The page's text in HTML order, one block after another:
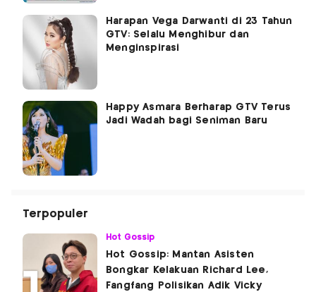
Harapan Vega Darwanti di 23 Tahun
GTV: Selalu Menghibur dan
Menginspirasi
Happy Asmara Berharap GTV Terus
Jadi Wadah bagi Seniman Baru
Terpopuler
Hot Gossip
Hot Gossip: Mantan Asisten
Bongkar Kelakuan Richard Lee,
Fangfang Polisikan Adik Vicky